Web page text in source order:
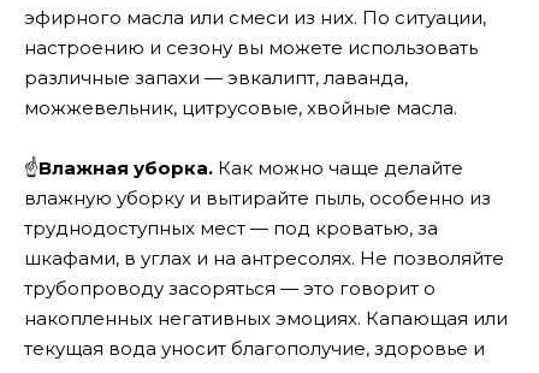
эфирного масла или смеси из них. По ситуации,
настроению и сезону вы можете использовать
различные запахи — эвкалипт, лаванда,
можжевельник, цитрусовые, хвойные масла.
☝Влажная уборка. Как можно чаще делайте
влажную уборку и вытирайте пыль, особенно из
труднодоступных мест — под кроватью, за
шкафами, в углах и на антресолях. Не позволяйте
трубопроводу засоряться — это говорит о
накопленных негативных эмоциях. Капающая или
текущая вода уносит благополучие, здоровье и